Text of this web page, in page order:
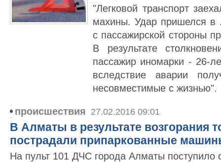
"Легковой транспорт
махины. Удар пришелся в
с пассажирской стороны
В результате
пассажир иномарки - 26-
вследствие аварии
несовместимые с жизнью".
происшествия 27.02.2016 09:01
В Алматы в результате возгорания
пострадали припаркованные
На пульт 101 ДЧС города Алматы поступило